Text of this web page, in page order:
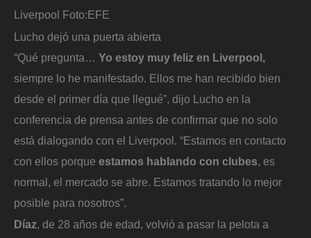
Liverpool Foto:EFE
Lucho dejó una puerta abierta
“Qué pregunta… Yo estoy muy feliz en Liverpool,
siempre lo he manifestado. Ellos me han recibido bien
desde el primer día que llegué”, dijo Lucho en la
conferencia de prensa antes de confirmar que no solo
está dialogando con el Liverpool. “Estamos en contacto
con ellos porque estamos hablando con clubes, es
normal, el mercado se abre. Estamos tratando lo mejor
posible para nosotros”.
Díaz, de 28 años de edad, volvió a pasar la pelota a